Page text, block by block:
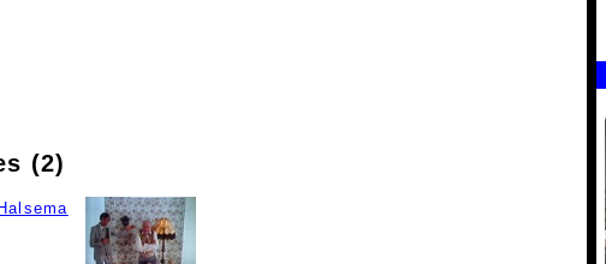
(2)